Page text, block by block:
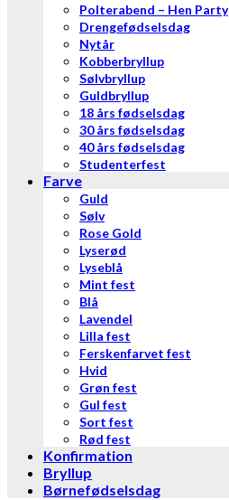
Polterabend – Hen Party
Drengefødselsdag
Nytår
Kobberbryllup
Sølvbryllup
Guldbryllup
18 års fødselsdag
30 års fødselsdag
40 års fødselsdag
Studenterfest
Farve
Guld
Sølv
Rose Gold
Lyserød
Lyseblå
Mint fest
Blå
Lavendel
Lilla fest
Ferskenfarvet fest
Hvid
Grøn fest
Gul fest
Sort fest
Rød fest
Konfirmation
Bryllup
Børnefødselsdag